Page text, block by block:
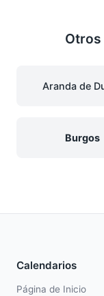
Aranda de
Burgos
Calendarios
Página de Inicio